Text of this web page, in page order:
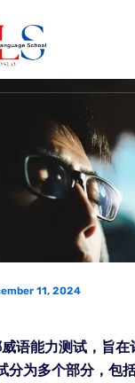
11, 2024
语能力测试，旨在
为多个部分，包括